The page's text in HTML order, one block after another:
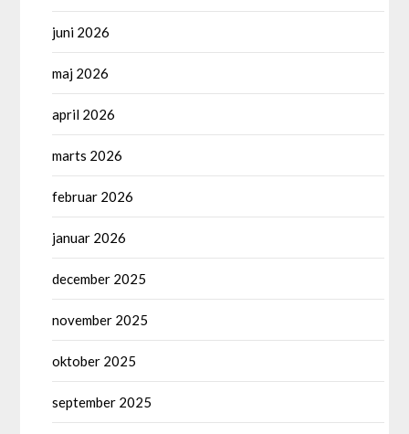
juni 2026
maj 2026
april 2026
marts 2026
februar 2026
januar 2026
december 2025
november 2025
oktober 2025
september 2025